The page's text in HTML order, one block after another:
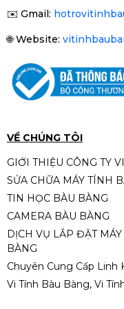
✉️ Gmail:
🌐Website:
VỀ CHÚNG TÔI
GIỚI THIỆU CÔNG TY
SỬA CHỮA MÁY TÍNH
TIN HỌC BÀU BÀNG
CAMERA BÀU BÀNG
DỊCH VỤ LẮP ĐẶT
BÀNG
Chuyên Cung Cấp Linh
Vi Tính Bàu Bàng, Vi